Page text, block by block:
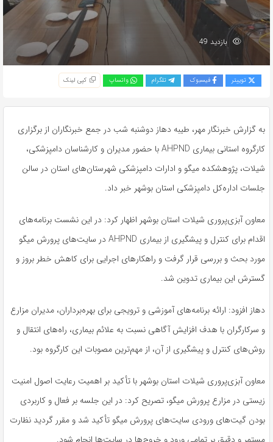
بازدید 49
توییتر فیسبوک تلگرام واتساپ کپی لینک
به گزارش خبرنگار مهر، طیبه دهاز دوشنبه شب در جمع خبرنگاران از برگزاری
کارگروه استانی بیماری AHPND با حضور مدیران و کارشناسان دامپزشکی،
شیلات، پژوهشکده میگو و ادارات دامپزشکی شهرستان‌های استان در سالن
جلسات اداره‌کل دامپزشکی استان بوشهر خبر داد.
معاون آبزی‌پروری شیلات استان بوشهر اظهار کرد: در این نشست برنامه‌های
اقدام برای کنترل و پیشگیری از بیماری AHPND در سایت‌های پرورش میگو
مورد بحث و بررسی قرار گرفت و راهکارهای اجرایی برای کاهش خطر بروز و
گسترش این بیماری تدوین شد.
دهاز افزود: ارائه برنامه‌های آموزشی و ترویجی برای بهره‌برداران، مدیران مزارع
و سرکارگران با هدف افزایش آگاهی نسبت به علائم بیماری، راه‌های انتقال و
روش‌های کنترل و پیشگیری از آن، از مهم‌ترین مصوبات این کارگروه بود.
معاون آبزی‌پروری شیلات استان بوشهر با تأکید بر اهمیت رعایت اصول امنیت
زیستی در مزارع پرورش میگو، تصریح کرد: در این جلسه بر فعال و کاربردی
بودن گیت‌های ورودی سایت‌های پرورش میگو تأکید شد و مقرر گردید نظارت